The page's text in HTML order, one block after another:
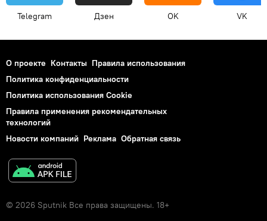
Telegram Дзен OK VK
О проекте Контакты Правила использования
Политика конфиденциальности
Политика использования Cookie
Правила применения рекомендательных
технологий
Новости компаний Реклама Обратная связь
© 2026 Sputnik Все права защищены. 18+